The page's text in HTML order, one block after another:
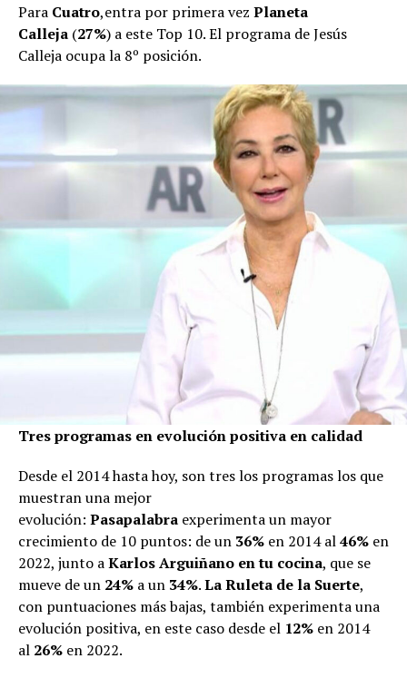
Para Cuatro,entra por primera vez Planeta
Calleja (27%) a este Top 10. El programa de Jesús
Calleja ocupa la 8º posición.
Tres programas en evolución positiva en calidad
Desde el 2014 hasta hoy, son tres los programas los que
muestran una mejor
evolución: Pasapalabra experimenta un mayor
crecimiento de 10 puntos: de un 36% en 2014 al46% en
2022, junto aKarlos Arguiñano en tu cocina, que se
mueve de un 24% a un 34%.La Ruleta de la Suerte,
con puntuaciones más bajas, también experimenta una
evolución positiva, en este caso desde el 12% en 2014
al 26% en 2022.